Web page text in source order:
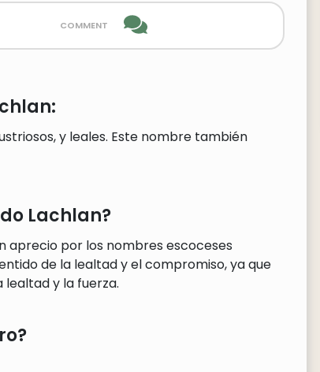
comment
y leales. Este nombre también
Lachlan?
aprecio por los nombres escoceses
de la lealtad y el compromiso, ya que
lealtad y la fuerza.